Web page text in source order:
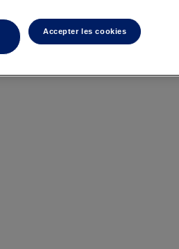
Accepter les cookies